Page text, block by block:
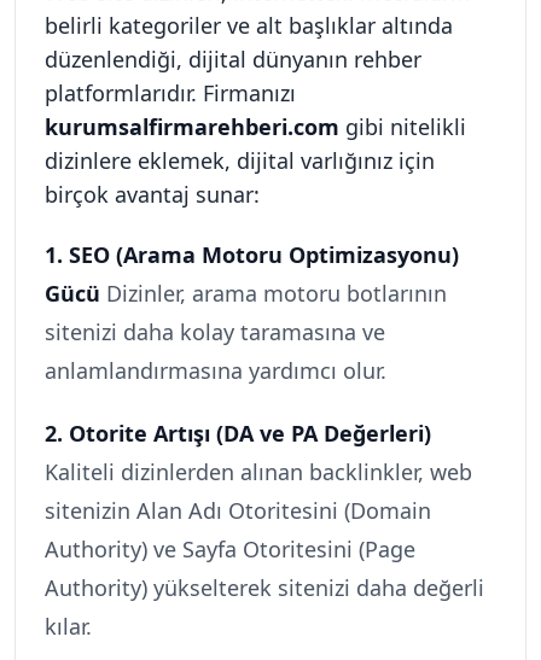
belirli kategoriler ve alt başlıklar altında
düzenlendiği, dijital dünyanın rehber
kurumsalfirmarehberi.com gibi nitelikli
dizinlere eklemek, dijital varlığınız için
birçok avantaj sunar:
1. SEO (Arama Motoru Optimizasyonu)
Gücü Dizinler, arama motoru botlarının
sitenizi daha kolay taramasına ve
anlamlandırmasına yardımcı olur.
2. Otorite Artışı (DA ve PA Değerleri)
Kaliteli dizinlerden alınan backlinkler, web
sitenizin Alan Adı Otoritesini (Domain
Authority) ve Sayfa Otoritesini (Page
Authority) yükselterek sitenizi daha değerli
kılar.